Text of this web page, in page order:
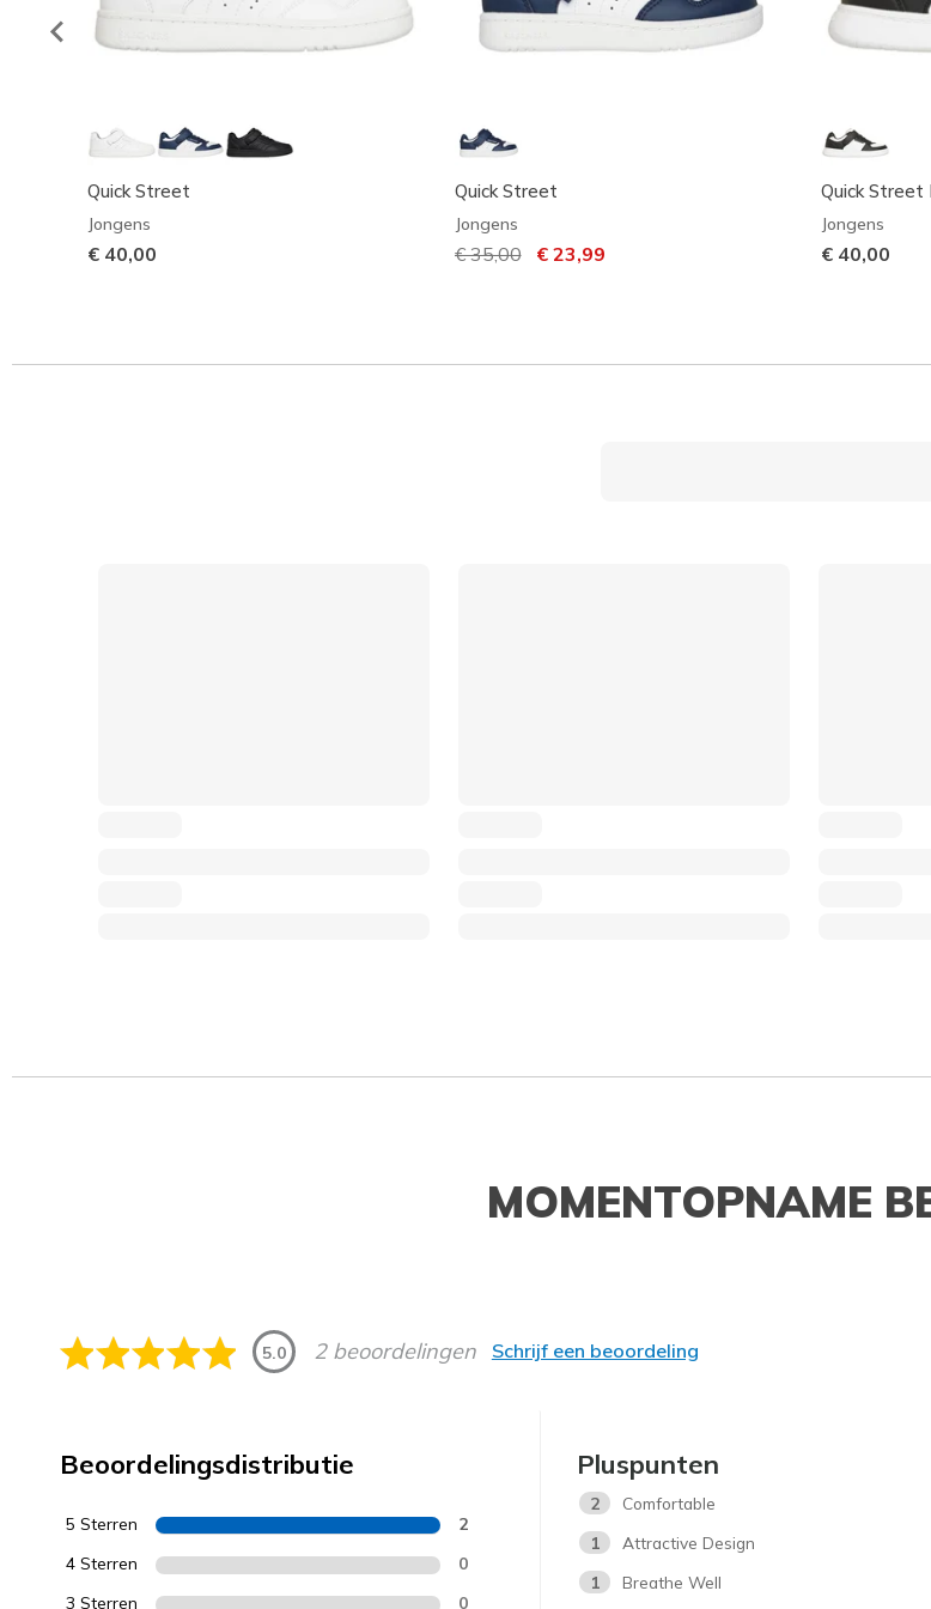
Quick Street
Jongens
€ 40,00
Quick Street
Jongens
Prijs verlaagd van
€ 35,00naar
€ 23,99
Quick Street
Jongens
€ 40,00
MOMENTOPNAME
5.0 2 beoordelingen Schrijf een beoordeling
Beoordelingsdistributie
5 Sterren 2
4 Sterren 0
3 Sterren 0
Pluspunten
2
Comfortable
1
Attractive Design
1
Breathe Well